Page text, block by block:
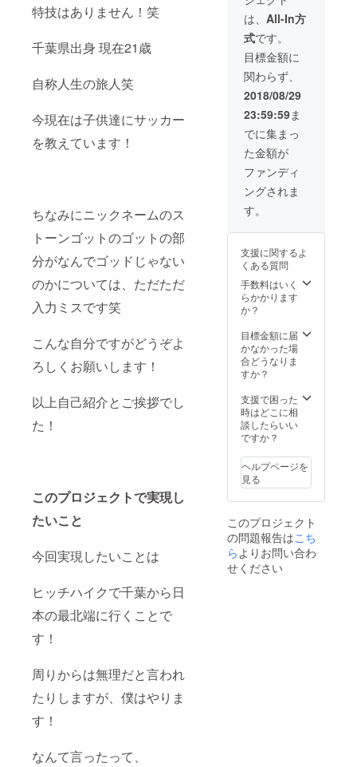
特技はありません！笑
千葉県出身 現在21歳
自称人生の旅人笑
今現在は子供達にサッカー
を教えています！
ちなみにニックネームのス
トーンゴットのゴットの部
分がなんでゴッドじゃない
のかについては、ただただ
入力ミスです笑
こんな自分ですがどうぞよ
ろしくお願いします！
以上自己紹介とご挨拶でし
た！
このプロジェクトで実現し
たいこと
今回実現したいことは
ヒッチハイクで千葉から日
本の最北端に行くことで
す！
周りからは無理だと言われ
たりしますが、僕はやりま
す！
なんて言ったって、
カード
・今回
の旅を
まとめ
た自作
DVD ・
旅でし
てほし
い事
や、
行って
欲しい
場所等
伝えて
頂けれ
行きま
「公序
良俗に
反する
内容、
る内容
などは
お受け
ん。」
（旅に
行く前
にメッ
にて受
け付け
ます）
は、 All-In方
式です。
目標金額に
関わらず、
2018/08/29
23:59:59ま
でに集まっ
た金額が
ファンディ
ングされま
す。
支援に関するよ
くある質問
手数料はいく
らかかります
か？
目標金額に届
かなかった場
合どうなりま
すか？
支援で困った
時はどこに相
談したらいい
ですか？
ヘルプページを
見る
このプロジェクト
の問題報告はこち
らよりお問い合わ
せください